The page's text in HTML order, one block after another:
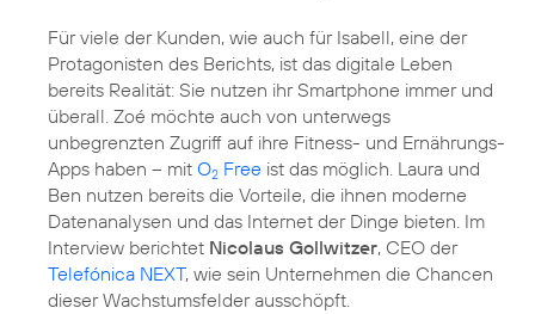
Für viele der Kunden, wie auch für Isabell, eine der
Protagonisten des Berichts, ist das digitale Leben
bereits Realität: Sie nutzen ihr Smartphone immer und
überall. Zoé möchte auch von unterwegs
unbegrenzten Zugriff auf ihre Fitness- und Ernährungs-
Apps haben – mit O2 Free ist das möglich. Laura und
Ben nutzen bereits die Vorteile, die ihnen moderne
Datenanalysen und das Internet der Dinge bieten. Im
Interview berichtet Nicolaus Gollwitzer, CEO der
Telefónica NEXT, wie sein Unternehmen die Chancen
dieser Wachstumsfelder ausschöpft.